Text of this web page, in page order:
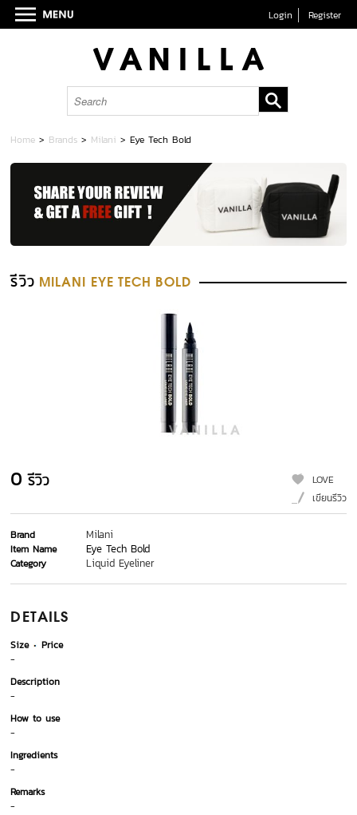
Login Register
Home > Brands > Milani >Eye Tech Bold
รีวิว MILANI EYE TECH BOLD
0 รีวิว
LOVE
เขียนรีวิว
Brand Milani
Item Name Eye Tech Bold
Category Liquid Eyeliner
DETAILS
Size
Price
-
Description
-
How to use
-
Ingredients
-
Remarks
-